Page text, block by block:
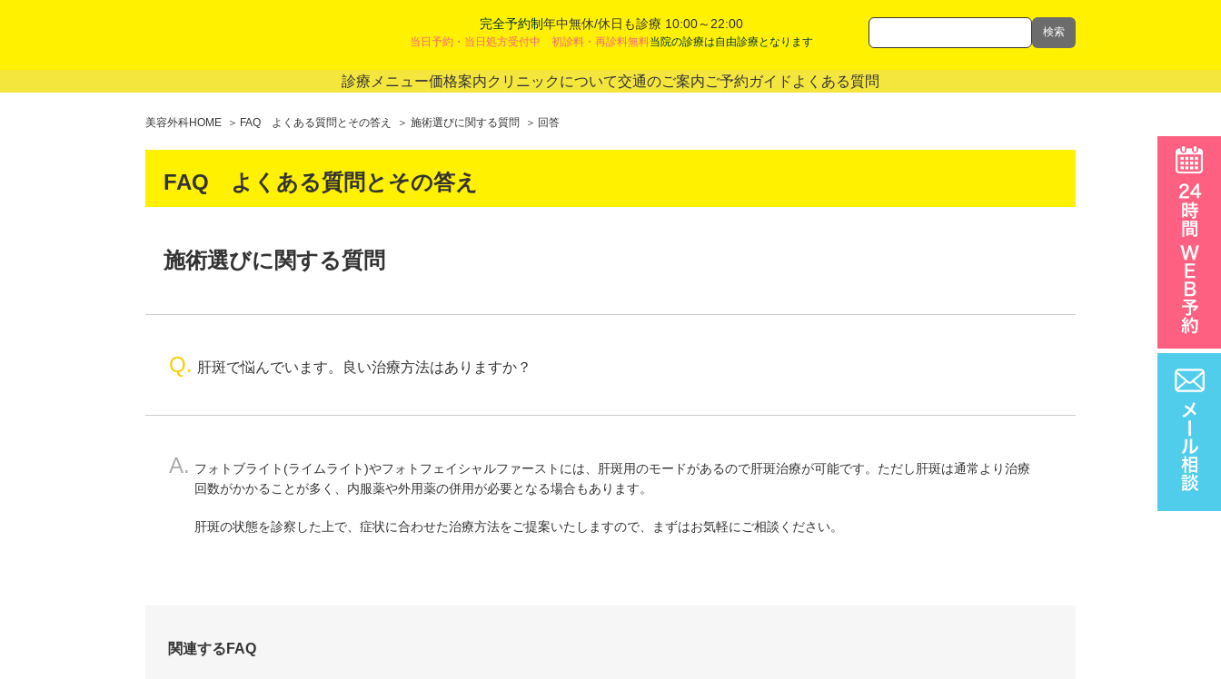
完全予約制年中無休/休日も診療 10:00～22:00
当日予約・当日処方受付中 初診料・再診料無料当院の診療は自由診療となります
検索
診療メニュー価格案内クリニックについて交通のご案内ご予約ガイド よくある質問
美容外科HOME FAQ よくある質問とその答え 施術選びに関する質問 回答
FAQ よくある質問とその答え
施術選びに関する質問
Q. 肝斑で悩んでいます。良い治療方法はありますか？
A. フォトブライト(ライムライト)やフォトフェイシャルファーストには、肝斑用のモードがあるので肝斑治療が可能です。ただし肝斑は通常より治療
回数がかかることが多く、内服薬や外用薬の併用が必要となる場合もあります。
肝斑の状態を診察した上で、症状に合わせた治療方法をご提案いたしますので、まずはお気軽にご相談ください。
関連するFAQ